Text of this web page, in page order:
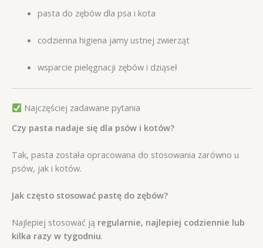
pasta do zębów dla psa i kota
codzienna higiena jamy ustnej zwierząt
wsparcie pielęgnacji zębów i dziąseł
Najczęściej zadawane pytania
Czy pasta nadaje się dla psów i kotów?
Tak, pasta została opracowana do stosowania zarówno u
psów, jak i kotów.
Jak często stosować pastę do zębów?
Najlepiej stosować ją regularnie, najlepiej codziennie lub
kilka razy w tygodniu.